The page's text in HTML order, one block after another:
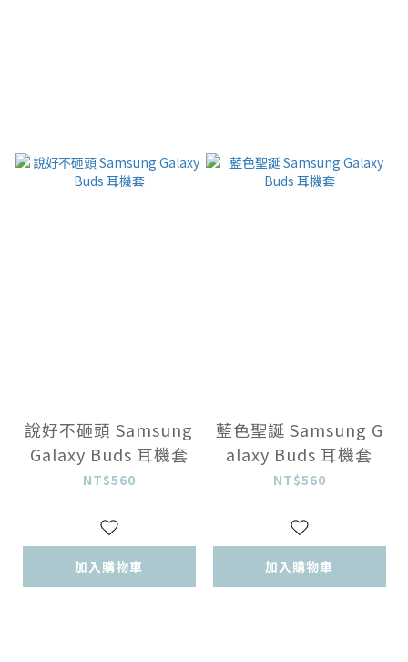
說好不砸頭 Samsung
Galaxy Buds 耳機套
NT$560
加入購物車
藍色聖誕 Samsung G
alaxy Buds 耳機套
NT$560
加入購物車